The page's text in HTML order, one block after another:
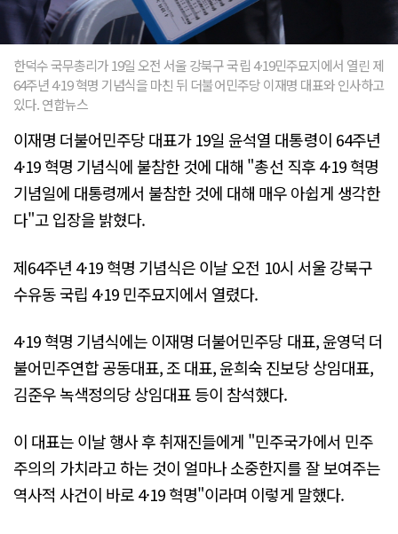
한덕수 국무총리가 19일 오전 서울 강북구 국립 4·19민주묘지에서 열린 제
64주년 4·19 혁명 기념식을 마친 뒤 더불어민주당 이재명 대표와 인사하고
있다. 연합뉴스
이재명 더불어민주당 대표가 19일 윤석열 대통령이 64주년
4·19 혁명 기념식에 불참한 것에 대해 "총선 직후 4·19 혁명
기념일에 대통령께서 불참한 것에 대해 매우 아쉽게 생각한
다"고 입장을 밝혔다.
제64주년 4·19 혁명 기념식은 이날 오전 10시 서울 강북구
수유동 국립 4·19 민주묘지에서 열렸다.
4·19 혁명 기념식에는 이재명 더불어민주당 대표, 윤영덕 더
불어민주연합 공동대표, 조 대표, 윤희숙 진보당 상임대표,
김준우 녹색정의당 상임대표 등이 참석했다.
이 대표는 이날 행사 후 취재진들에게 "민주국가에서 민주
주의의 가치라고 하는 것이 얼마나 소중한지를 잘 보여주는
역사적 사건이 바로 4·19 혁명"이라며 이렇게 말했다.